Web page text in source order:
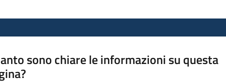
sono chiare le informazioni su questa